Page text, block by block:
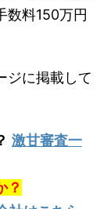
数料150万円
ジに掲載して
激甘審査一
？